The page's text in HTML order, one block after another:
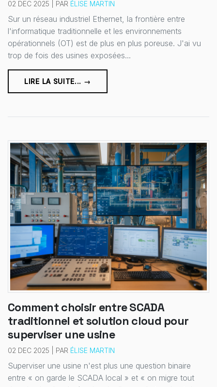
02 DEC 2025 | PAR ÉLISE MARTIN
Sur un réseau industriel Ethernet, la frontière entre
l'informatique traditionnelle et les environnements
opérationnels (OT) est de plus en plus poreuse. J'ai vu
trop de fois des usines exposées...
LIRE LA SUITE... →
Comment choisir entre SCADA
traditionnel et solution cloud pour
superviser une usine
02 DEC 2025 | PAR ÉLISE MARTIN
Superviser une usine n'est plus une question binaire
entre « on garde le SCADA local » et « on migre tout